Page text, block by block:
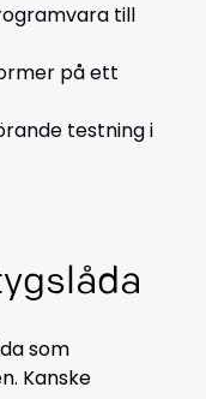
till
på ett
testning i
som
Kanske